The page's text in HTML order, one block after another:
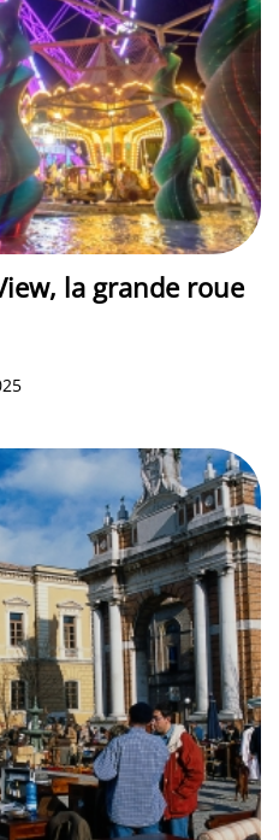
la grande roue